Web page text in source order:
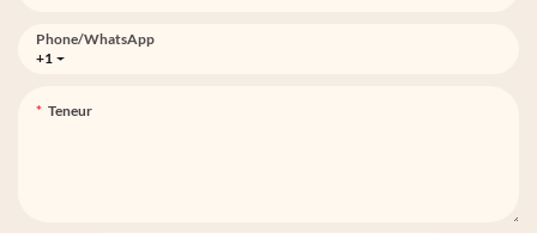
+1
Phone/whatsApp
Teneur